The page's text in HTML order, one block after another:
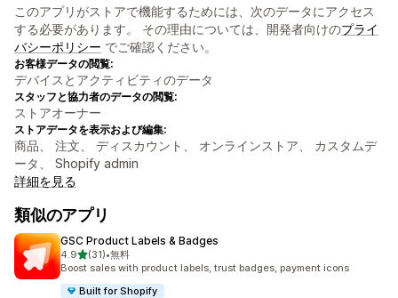
このアプリがストアで機能するためには、次のデータにアクセス
する必要があります。 その理由については、開発者向けのプライ
バシーポリシー でご確認ください。
お客様データの閲覧:
デバイスとアクティビティのデータ
スタッフと協力者のデータの閲覧:
ストアオーナー
ストアデータを表示および編集:
商品、 注文、 ディスカウント、 オンラインストア、 カスタムデ
ータ、 Shopify admin
詳細を見る
類似のアプリ
GSC Product Labels & Badges
4.95つ星中
(31)
合計レビュー数：31件
•無料
Boost sales with product labels, trust badges, payment icons
Built for Shopify